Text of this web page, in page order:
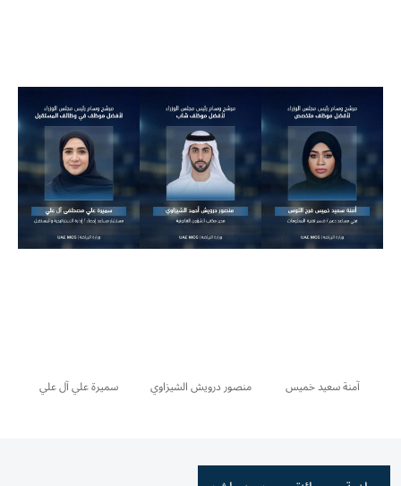
آمنة سعيد خميس منصور درويش الشيزاوي سميرة علي آل علي